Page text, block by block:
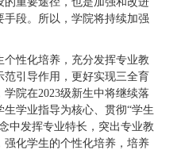
段。所以，学院将持续加强
性化培养，充分发挥专业教
引导作用，更好实现三全育
院在2023级新生中将继续落
学业指导为核心、贯彻“学生
中发挥专业特长，突出专业教
化学生的个性化培养，培养